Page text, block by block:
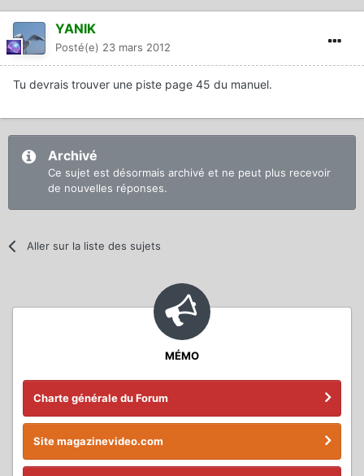
YANIK
Posté(e) 23 mars 2012
Tu devrais trouver une piste page 45 du manuel.
Archivé
Ce sujet est désormais archivé et ne peut plus recevoir
de nouvelles réponses.
Aller sur la liste des sujets
MÉMO
Charte générale du Forum
Site magazinevideo.com